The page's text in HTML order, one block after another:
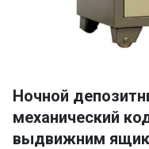
of
1
Ночной
механический
выдвижним